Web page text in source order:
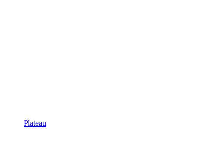
Plateau